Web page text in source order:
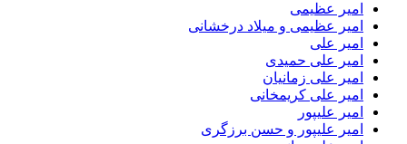
امیر عظیمی
امیر عظیمی و میلاد درخشانی
امیر علی
امیر علی حمیدی
امیر علی زمانیان
امیر علی کریمخانی
امیر علیپور
امیر علیپور و حسن برزگری